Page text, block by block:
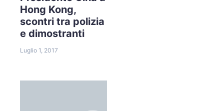
Hong Kong,
scontri tra polizia
e dimostranti
Luglio 1, 2017